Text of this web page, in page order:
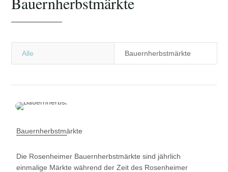
Alle Bauernherbstmärkte
Bauernherbstmärkte
Die Rosenheimer Bauernherbstmärkte sind jährlich
einmalige Märkte während der Zeit des Rosenheimer